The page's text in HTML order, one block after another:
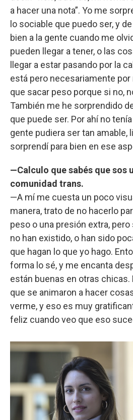
a hacer una nota”. Yo me
lo sociable que puedo ser, y
bien a la gente cuando me
pueden llegar a tener, o las
llegar a estar pasando por la
está pero necesariamente
que sacar peso porque si no,
También me he sorprendido
que puede ser. Por ahí no
gente pudiera ser tan amable,
sorprendí para bien en ese
—Calculo que sabés que sos
comunidad trans.
—A mí me cuesta un poco
manera, trato de no hacerlo
peso o una presión extra,
no han existido, o han sido
que hagan lo que yo hago.
forma lo sé, y me encanta
están buenas en otras
que se animaron a hacer
verme, y eso es muy
feliz cuando veo que eso